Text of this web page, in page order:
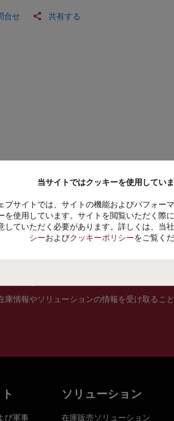
合せ 共有する
情報やソリューションの情報を受け取ること
当サイトではクッキーを使用していま
ブサイトでは、サイトの機能およびパフォー
を使用しています。サイトを閲覧いただく際
していただく必要があります。詳しくは、当
シーおよびクッキーポリシーをご覧くだ
び軍事
ソリューション
在庫販売ソリューション